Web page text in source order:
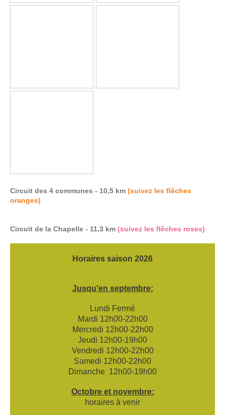
Circuit des 4 communes - 10,5 km (suivez les flêches
oranges)
Circuit de la Chapelle - 11,3 km (suivez les flêches roses)
Horaires saison 2026
Jusqu'en septembre:
Lundi Fermé
Mardi 12h00-22h00
Mercredi 12h00-22h00
Jeudi 12h00-19h00
Vendredi 12h00-22h00
Samedi 12h00-22h00
Dimanche 12h00-19h00
Octobre et novembre:
horaires à venir